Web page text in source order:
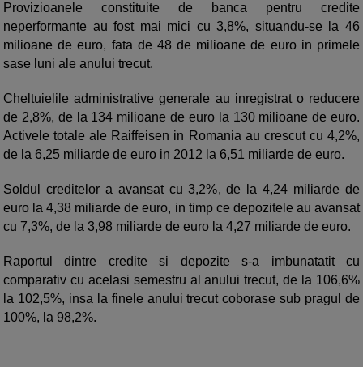
Provizioanele constituite de banca pentru credite
neperformante au fost mai mici cu 3,8%, situandu-se la 46
milioane de euro, fata de 48 de milioane de euro in primele
sase luni ale anului trecut.
Cheltuielile administrative generale au inregistrat o reducere
de 2,8%, de la 134 milioane de euro la 130 milioane de euro.
Activele totale ale Raiffeisen in Romania au crescut cu 4,2%,
de la 6,25 miliarde de euro in 2012 la 6,51 miliarde de euro.
Soldul creditelor a avansat cu 3,2%, de la 4,24 miliarde de
euro la 4,38 miliarde de euro, in timp ce depozitele au avansat
cu 7,3%, de la 3,98 miliarde de euro la 4,27 miliarde de euro.
Raportul dintre credite si depozite s-a imbunatatit cu
comparativ cu acelasi semestru al anului trecut, de la 106,6%
la 102,5%, insa la finele anului trecut coborase sub pragul de
100%, la 98,2%.